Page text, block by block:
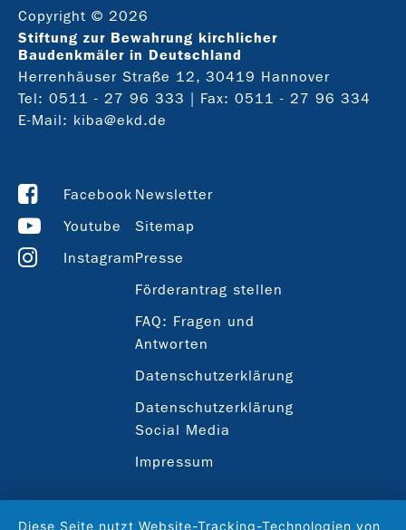
Copyright © 2026
Stiftung zur Bewahrung kirchlicher
Baudenkmäler in Deutschland
Herrenhäuser Straße 12, 30419 Hannover
Tel: 0511 - 27 96 333
| Fax: 0511 - 27 96 334
E-Mail: kiba@ekd.de
Facebook
Youtube
Instagram
Newsletter
Sitemap
Presse
Förderantrag stellen
FAQ: Fragen und
Antworten
Datenschutzerklärung
Datenschutzerklärung
Social Media
Impressum
Diese Seite nutzt Website-Tracking-Technologien von